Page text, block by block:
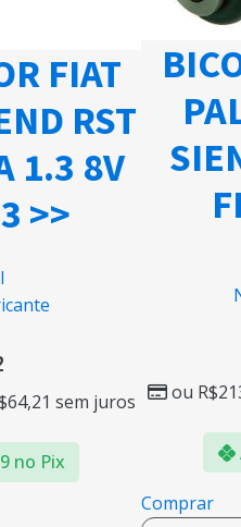
FIAT
RST
1.3 8V
>>
64,21 sem juros
no Pix
ou R$
Comprar